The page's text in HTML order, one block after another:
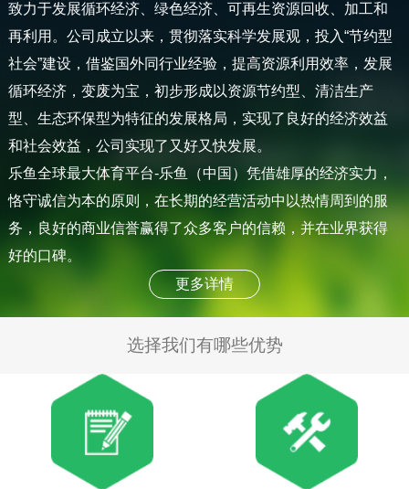
致力于发展循环经济、绿色经济、可再生资源回收、加工和
再利用。公司成立以来，贯彻落实科学发展观，投入“节约型
社会”建设，借鉴国外同行业经验，提高资源利用效率，发展
循环经济，变废为宝，初步形成以资源节约型、清洁生产
型、生态环保型为特征的发展格局，实现了良好的经济效益
和社会效益，公司实现了又好又快发展。
乐鱼全球最大体育平台-乐鱼（中国）凭借雄厚的经济实力，
恪守诚信为本的原则，在长期的经营活动中以热情周到的服
务，良好的商业信誉赢得了众多客户的信赖，并在业界获得
好的口碑。
更多详情
选择我们有哪些优势